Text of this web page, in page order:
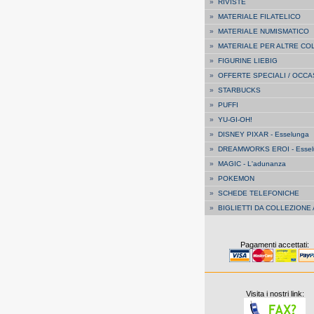
» RIVISTE
» MATERIALE FILATELICO
» MATERIALE NUMISMATICO
» MATERIALE PER ALTRE
» FIGURINE LIEBIG
» OFFERTE SPECIALI /
» STARBUCKS
» PUFFI
» YU-GI-OH!
» DISNEY PIXAR - Esselunga
» DREAMWORKS EROI -
» MAGIC - L'adunanza
» POKEMON
» SCHEDE TELEFONICHE
» BIGLIETTI DA COLLEZIONE
Pagamenti accettati:
Visita i nostri link: